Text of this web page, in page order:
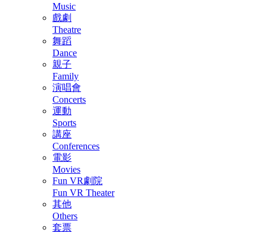
Music
戲劇
Theatre
舞蹈
Dance
親子
Family
演唱會
Concerts
運動
Sports
講座
Conferences
電影
Movies
Fun VR劇院
Fun VR Theater
其他
Others
套票